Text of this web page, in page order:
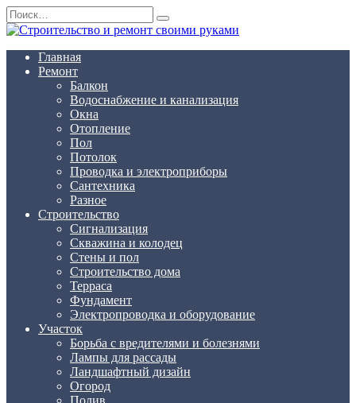
Перейти
к
содержанию
Search
for:
Главная
Ремонт
Балкон
Водоснабжение и канализация
Окна
Отопление
Пол
Потолок
Проводка и электроприборы
Сантехника
Разное
Строительство
Сигнализация
Скважина и колодец
Стены и пол
Строительство дома
Терраса
Фундамент
Электропроводка и оборудование
Участок
Борьба с вредителями и болезнями
Лампы для рассады
Ландшафтный дизайн
Огород
Полив